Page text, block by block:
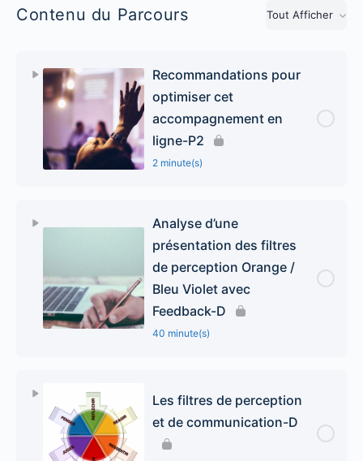
Contenu du Parcours Tout Afficher
Recommandations pour
optimiser cet
accompagnement en
ligne-P2
2 minute(s)
Analyse d’une
présentation des filtres
de perception Orange /
Bleu Violet avec
Feedback-D
40 minute(s)
Les filtres de perception
et de communication-D